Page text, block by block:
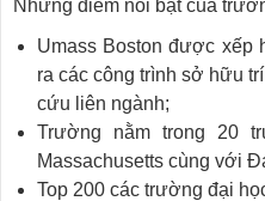
Những điểm nổi bật của
Umass Boston được xếp
ra các công trình sở hữu
cứu liên ngành;
Trường nằm trong 20
Massachusetts cùng với
Top 200 các trường đại